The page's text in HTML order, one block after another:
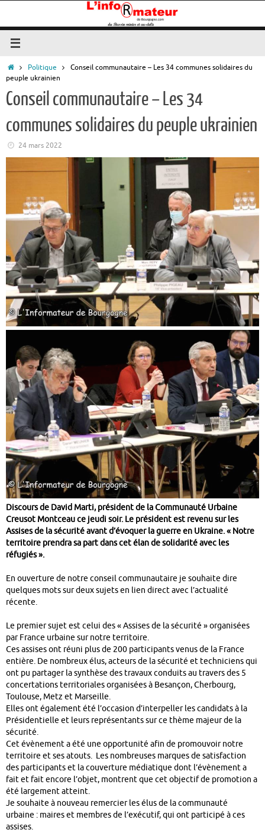
contenu
AccueilPolitique
Conseil communautaire – Les 34 communes solidaires du
peuple ukrainien
Conseil communautaire – Les 34
communes solidaires du peuple ukrainien
24 mars 2022
Discours de David Marti, président de la Communauté Urbaine
Creusot Montceau ce jeudi soir. Le président est revenu sur les
Assises de la sécurité avant d’évoquer la guerre en Ukraine. « Notre
territoire prendra sa part dans cet élan de solidarité avec les
réfugiés ».
En ouverture de notre conseil communautaire je souhaite dire
quelques mots sur deux sujets en lien direct avec l’actualité
récente.
Le premier sujet est celui des « Assises de la sécurité » organisées
par France urbaine sur notre territoire.
Ces assises ont réuni plus de 200 participants venus de la France
entière. De nombreux élus, acteurs de la sécurité et techniciens qui
ont pu partager la synthèse des travaux conduits au travers des 5
concertations territoriales organisées à Besançon, Cherbourg,
Toulouse, Metz et Marseille.
Elles ont également été l’occasion d’interpeller les candidats à la
Présidentielle et leurs représentants sur ce thème majeur de la
sécurité.
Cet évènement a été une opportunité afin de promouvoir notre
territoire et ses atouts. Les nombreuses marques de satisfaction
des participants et la couverture médiatique dont l’évènement a
fait et fait encore l’objet, montrent que cet objectif de promotion a
été largement atteint.
Je souhaite à nouveau remercier les élus de la communauté
urbaine : maires et membres de l’exécutif, qui ont participé à ces
assises.